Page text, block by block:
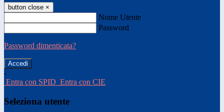
button close ×
Nome Utente
Password
Password dimenticata?
-
Entra con SPID Entra con CIE
Seleziona utente